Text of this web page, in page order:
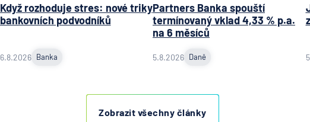
Když rozhoduje stres: nové triky
bankovních podvodníků
6.8.2026 Banka
Partners Banka spouští
termínovaný vklad 4,33 % p.a.
na 6 měsíců
5.8.2026 Daně
Zobrazit všechny články